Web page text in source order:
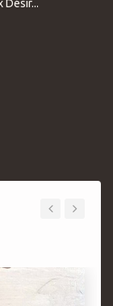
Désir...